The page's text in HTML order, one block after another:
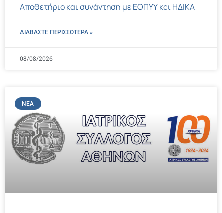
Αποθετήριο και συνάντηση με ΕΟΠΥΥ και ΗΔΙΚΑ
ΔΙΑΒΑΣΤΕ ΠΕΡΙΣΣΌΤΕΡΑ »
08/08/2026
ΝΈΑ